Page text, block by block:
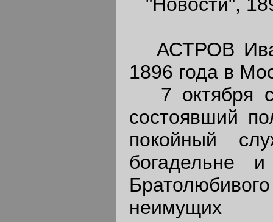
АСТРОВ
1896 года в
7 октября
состоявший
покойный
богадельне
неимущих